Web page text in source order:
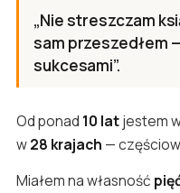
„Nie streszczam
sam przeszedłem
sukcesami”.
Od ponad 10 latjestem
w28 krajach —
Miałem na własność